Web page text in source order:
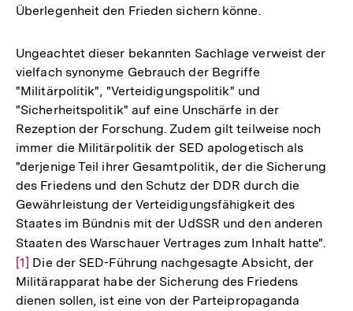
Überlegenheit den Frieden sichern könne.
Ungeachtet dieser bekannten Sachlage verweist der
vielfach synonyme Gebrauch der Begriffe
"Militärpolitik", "Verteidigungspolitik" und
"Sicherheitspolitik" auf eine Unschärfe in der
Rezeption der Forschung. Zudem gilt teilweise noch
immer die Militärpolitik der SED apologetisch als
"derjenige Teil ihrer Gesamtpolitik, der die Sicherung
des Friedens und den Schutz der DDR durch die
Gewährleistung der Verteidigungsfähigkeit des
Staates im Bündnis mit der UdSSR und den anderen
Staaten des Warschauer Vertrages zum Inhalt hatte".
[1] Die der SED-Führung nachgesagte Absicht, der
Militärapparat habe der Sicherung des Friedens
dienen sollen, ist eine von der Parteipropaganda